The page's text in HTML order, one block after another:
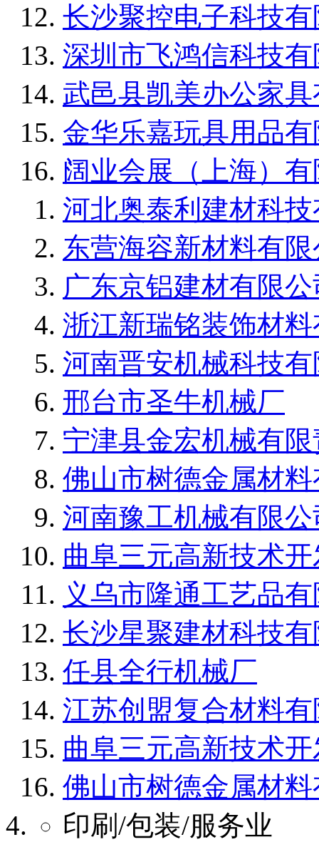
长沙聚控电子科技
深圳市飞鸿信科技
武邑县凯美办公家
金华乐嘉玩具用品
阔业会展（上海）
河北奥泰利建材科
东营海容新材料有
广东京铝建材有限公
浙江新瑞铭装饰材
河南晋安机械科技
邢台市圣牛机械厂
宁津县金宏机械有
佛山市树德金属材
河南豫工机械有限公
曲阜三元高新技术
义乌市隆通工艺品
长沙星聚建材科技
任县全行机械厂
江苏创盟复合材料
曲阜三元高新技术
佛山市树德金属材
印刷/包装/服务业